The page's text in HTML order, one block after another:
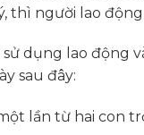
thì người lao
dụng lao động
sau đây:
lần từ hai con